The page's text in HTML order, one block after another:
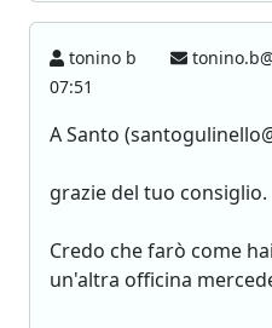
tonino b
07:51
A Santo
grazie del tuo consiglio.
Credo che farò come
un'altra officina